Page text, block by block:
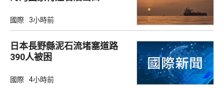
國際 3小時前
日本長野縣泥石流堵塞道路
390人被困
國際 4小時前